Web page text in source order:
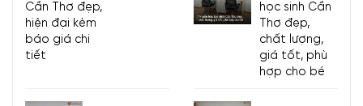
Cần Thơ đẹp,
hiện đại kèm
báo giá chi
tiết
học sinh Cần
Thơ đẹp,
chất lượng,
giá tốt, phù
hợp cho bé